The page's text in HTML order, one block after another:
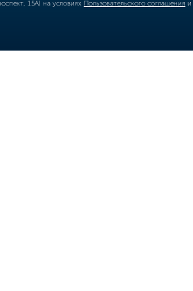
15А) на условиях Пользовательского соглашения и